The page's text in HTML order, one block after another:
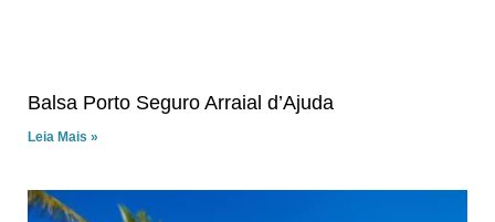
Balsa Porto Seguro Arraial d’Ajuda
Leia Mais »